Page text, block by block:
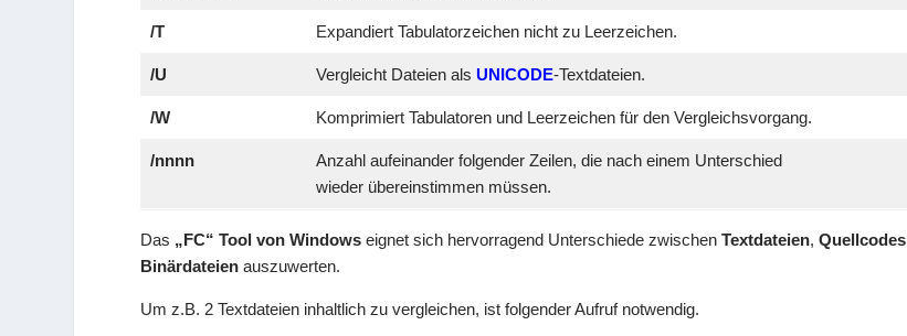
/T Expandiert Tabulatorzeichen nicht zu Leerzeichen.
/U Vergleicht Dateien als UNICODE-Textdateien.
/W Komprimiert Tabulatoren und Leerzeichen für den Vergleichsvorgang.
/nnnn
Anzahl aufeinander folgender Zeilen, die nach einem Unterschied
wieder übereinstimmen müssen.
Das „FC“ Tool von Windows eignet sich hervorragend Unterschiede zwischenTextdateien,Quellcodes
Binärdateien auszuwerten.
Um z.B. 2 Textdateien inhaltlich zu vergleichen, ist folgender Aufruf notwendig.